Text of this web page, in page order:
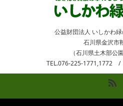
公益財団法人 いしかわ
石川県金沢市
（石川県土木部公
TEL.076-225-1771,1772